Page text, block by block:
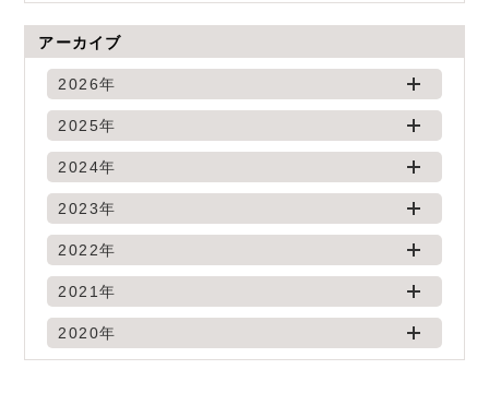
アーカイブ
2026年
2025年
2024年
2023年
2022年
2021年
2020年